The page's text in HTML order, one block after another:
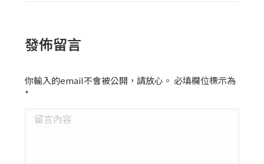
發佈留言
你輸入的email不會被公開，請放心。 必填欄位標示為
*
留言內容